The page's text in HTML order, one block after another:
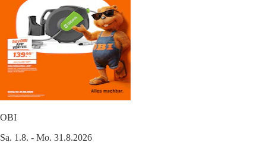
OBI
Sa. 1.8. - Mo. 31.8.2026